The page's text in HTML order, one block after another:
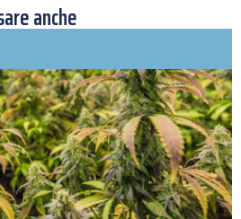
anche